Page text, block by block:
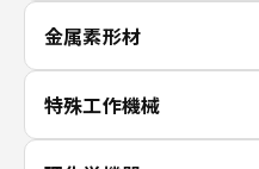
金属素形材
特殊工作機械